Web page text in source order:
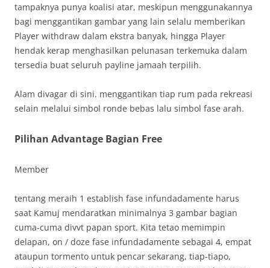
tampaknya punya koalisi atar, meskipun menggunakannya
bagi menggantikan gambar yang lain selalu memberikan
Player withdraw dalam ekstra banyak, hingga Player
hendak kerap menghasilkan pelunasan terkemuka dalam
tersedia buat seluruh payline jamaah terpilih.
Alam divagar di sini. menggantikan tiap rum pada rekreasi
selain melalui simbol ronde bebas lalu simbol fase arah.
Pilihan Advantage Bagian Free
Member
tentang meraih 1 establish fase infundadamente harus
saat Kamuj mendaratkan minimalnya 3 gambar bagian
cuma-cuma divvt papan sport. Kita tetao memimpin
delapan, on / doze fase infundadamente sebagai 4, empat
ataupun tormento untuk pencar sekarang, tiap-tiapo,